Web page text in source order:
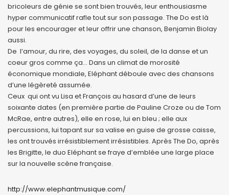
bricoleurs de génie se sont bien trouvés, leur enthousiasme
hyper communicatif rafle tout sur son passage. The Do est là
pour les encourager et leur offrir une chanson, Benjamin Biolay
aussi.
De l’amour, du rire, des voyages, du soleil, de la danse et un
coeur gros comme ça… Dans un climat de morosité
économique mondiale, Eléphant déboule avec des chansons
d’une légèreté assumée.
Ceux qui ont vu Lisa et François au hasard d’une de leurs
soixante dates (en première partie de Pauline Croze ou de Tom
McRae, entre autres), elle en rose, lui en bleu ; elle aux
percussions, lui tapant sur sa valise en guise de grosse caisse,
les ont trouvés irrésistiblement irrésistibles. Après The Do, après
les Brigitte, le duo Eléphant se fraye d’emblée une large place
sur la nouvelle scène française.
http://www.elephantmusique.com/